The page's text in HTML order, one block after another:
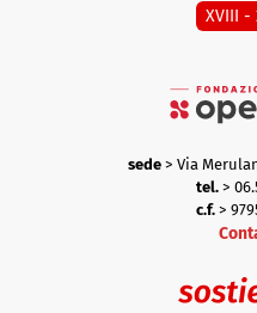
XVIII -
sede> Via
tel. >
c.f.>